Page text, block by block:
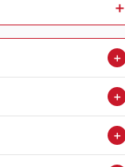
＋
＋
＋
＋